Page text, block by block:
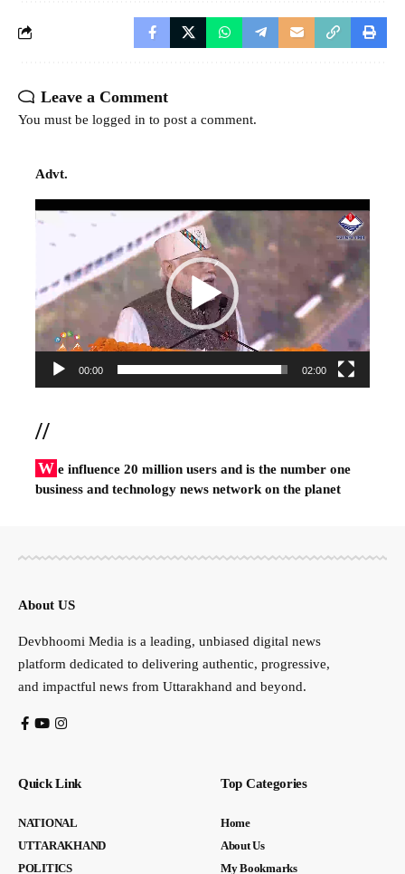
Leave a Comment
You must be logged in to post a comment.
Advt.
Video
00:00 02:00
//
W e influence 20 million users and is the number one
business and technology news network on the planet
About US
Devbhoomi Media is a leading, unbiased digital news
platform dedicated to delivering authentic, progressive,
and impactful news from Uttarakhand and beyond.
Quick Link
NATIONAL
UTTARAKHAND
POLITICS
Top Categories
Home
About Us
My Bookmarks